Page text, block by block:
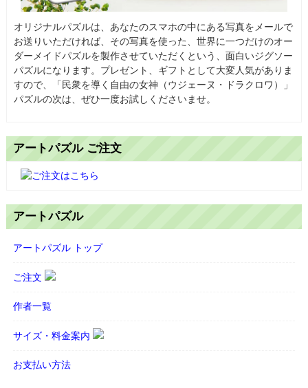
オリジナルパズルは、あなたのスマホの中にある写真をメールで
お送りいただければ、その写真を使った、世界に一つだけのオー
ダーメイドパズルを製作させていただくという、面白いジグソー
パズルになります。プレゼント、ギフトとして大変人気がありま
すので、「民衆を導く自由の女神（ウジェーヌ・ドラクロワ）」
パズルの次は、ぜひ一度お試しくださいませ。
アートパズル ご注文
アートパズル
アートパズル トップ
ご注文
作者一覧
サイズ・料金案内
お支払い方法